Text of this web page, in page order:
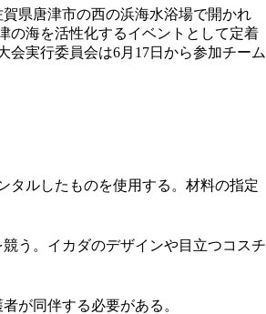
賀県唐津市の西の浜海水浴場で開かれ
の海を活性化するイベントとして定着
会実行委員会は6月17日から参加チーム
ルしたものを使用する。材料の指定
う。イカダのデザインや目立つコスチ
が同伴する必要がある。